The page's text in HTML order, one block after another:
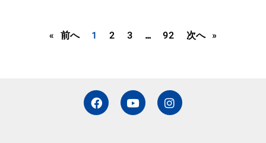
« 前へ 1 2 3 … 92 次へ »
F
a
c
Y
o
u
I
n
s